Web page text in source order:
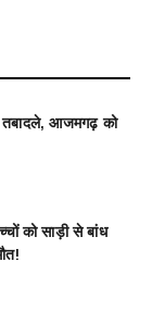
तबादले, आजमगढ़ को
को साड़ी से बांध